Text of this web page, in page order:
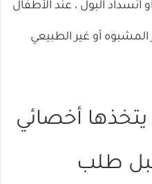
انسداد البول ، عند الأطفال
المشبوه أو غير الطبيعي
أخصائي
طلب